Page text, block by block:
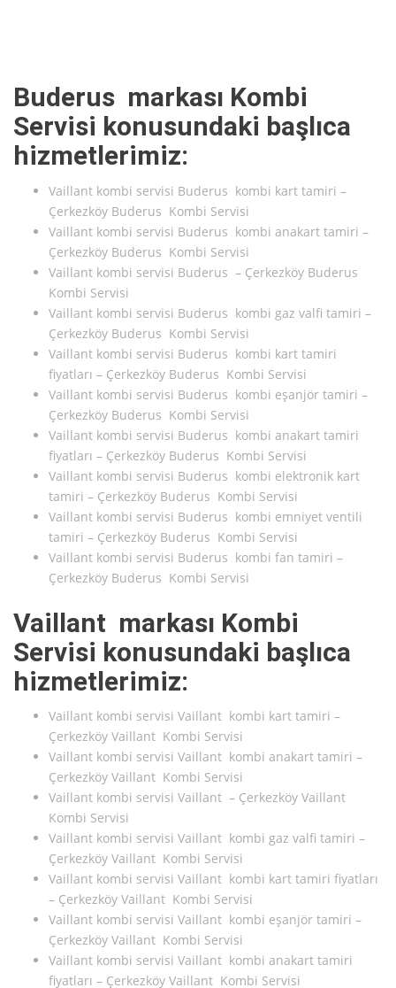
Buderus markası Kombi
Servisi konusundaki başlıca
hizmetlerimiz:
Vaillant kombi servisi Buderus kombi kart tamiri –
Çerkezköy Buderus Kombi Servisi
Vaillant kombi servisi Buderus kombi anakart tamiri –
Çerkezköy Buderus Kombi Servisi
Vaillant kombi servisi Buderus – Çerkezköy Buderus
Kombi Servisi
Vaillant kombi servisi Buderus kombi gaz valfi tamiri –
Çerkezköy Buderus Kombi Servisi
Vaillant kombi servisi Buderus kombi kart tamiri
fiyatları – Çerkezköy Buderus Kombi Servisi
Vaillant kombi servisi Buderus kombi eşanjör tamiri –
Çerkezköy Buderus Kombi Servisi
Vaillant kombi servisi Buderus kombi anakart tamiri
fiyatları – Çerkezköy Buderus Kombi Servisi
Vaillant kombi servisi Buderus kombi elektronik kart
tamiri – Çerkezköy Buderus Kombi Servisi
Vaillant kombi servisi Buderus kombi emniyet ventili
tamiri – Çerkezköy Buderus Kombi Servisi
Vaillant kombi servisi Buderus kombi fan tamiri –
Çerkezköy Buderus Kombi Servisi
Vaillant markası Kombi
Servisi konusundaki başlıca
hizmetlerimiz:
Vaillant kombi servisi Vaillant kombi kart tamiri –
Çerkezköy Vaillant Kombi Servisi
Vaillant kombi servisi Vaillant kombi anakart tamiri –
Çerkezköy Vaillant Kombi Servisi
Vaillant kombi servisi Vaillant – Çerkezköy Vaillant
Kombi Servisi
Vaillant kombi servisi Vaillant kombi gaz valfi tamiri –
Çerkezköy Vaillant Kombi Servisi
Vaillant kombi servisi Vaillant kombi kart tamiri fiyatları
– Çerkezköy Vaillant Kombi Servisi
Vaillant kombi servisi Vaillant kombi eşanjör tamiri –
Çerkezköy Vaillant Kombi Servisi
Vaillant kombi servisi Vaillant kombi anakart tamiri
fiyatları – Çerkezköy Vaillant Kombi Servisi